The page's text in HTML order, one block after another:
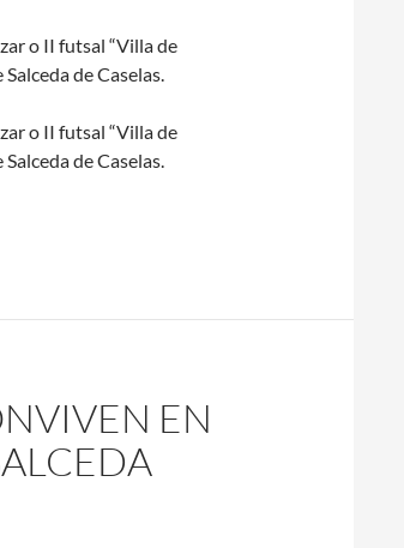
o II futsal “Villa de
de Caselas.
o II futsal “Villa de
de Caselas.
EN